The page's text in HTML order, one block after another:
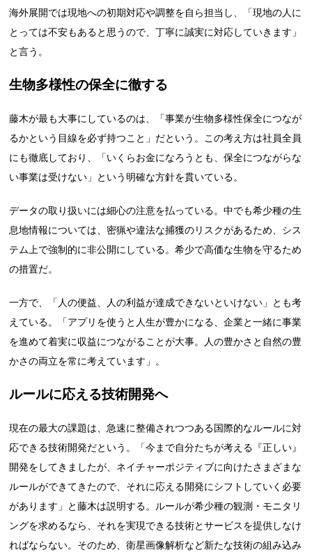
海外展開では現地への初期対応や調整を自ら担当し、「現地の人に
とっては不安もあると思うので、丁寧に誠実に対応していきます」
と言う。
生物多様性の保全に徹する
藤木が最も大事にしているのは、「事業が生物多様性保全につなが
るかという目線を必ず持つこと」だという。この考え方は社員全員
にも徹底しており、「いくらお金になろうとも、保全につながらな
い事業は受けない」という明確な方針を貫いている。
データの取り扱いには細心の注意を払っている。中でも希少種の生
息地情報については、密猟や違法な捕獲のリスクがあるため、シス
テム上で強制的に非公開にしている。希少で高価な生物を守るため
の措置だ。
一方で、「人の便益、人の利益が達成できないといけない」とも考
えている。「アプリを使うと人生が豊かになる、企業と一緒に事業
を進めて着実に収益につながることが大事。人の豊かさと自然の豊
かさの両立を常に考えています」。
ルールに応える技術開発へ
現在の最大の課題は、急速に整備されつつある国際的なルールに対
応できる技術開発だという。「今まで自分たちが考える『正しい』
開発をしてきましたが、ネイチャーポジティブに向けたさまざまな
ルールができてきたので、それに応える開発にシフトしていく必要
があります」と藤木は説明する。ルールが希少種の観測・モニタリ
ングを求めるなら、それを実現できる技術とサービスを提供しなけ
ればならない。そのため、衛星画像解析など新たな技術の組み込み